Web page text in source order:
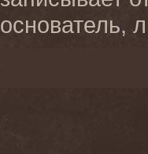
основатель,